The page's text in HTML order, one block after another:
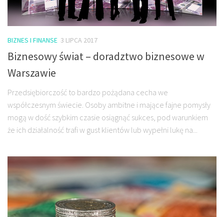
BIZNES I FINANSE 3 LIPCA 2017
Biznesowy świat – doradztwo biznesowe w
Warszawie
Przedsiębiorczość to bardzo pożądana cecha we
współczesnym świecie. Osoby ambitne i mające fajne pomysły
mogą w dość szybkim czasie osiągnąć sukces, pod warunkiem
że ich działalność trafi w gust klientów lub wypełni lukę na...